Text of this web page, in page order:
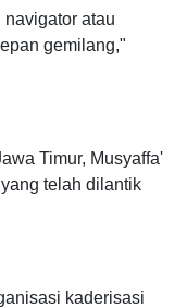
atau
gemilang,"
Timur, Musyaffa'
telah dilantik
kaderisasi